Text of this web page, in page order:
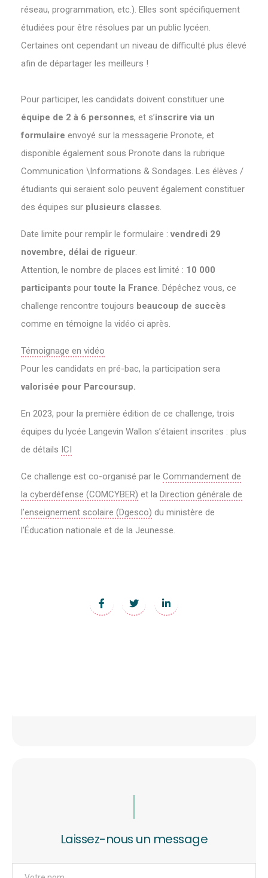
réseau, programmation, etc.). Elles sont spécifiquement
étudiées pour être résolues par un public lycéen.
Certaines ont cependant un niveau de difficulté plus élevé
afin de départager les meilleurs !
Pour participer, les candidats doivent constituer une
équipe de 2 à 6 personnes, et s’inscrire via un
formulaire envoyé sur la messagerie Pronote, et
disponible également sous Pronote dans la rubrique
Communication \Informations & Sondages. Les élèves /
étudiants qui seraient solo peuvent également constituer
des équipes sur plusieurs classes.
Date limite pour remplir le formulaire : vendredi 29
novembre, délai de rigueur.
Attention, le nombre de places est limité : 10 000
participants pour toute la France. Dépêchez vous, ce
challenge rencontre toujours beaucoup de succès
comme en témoigne la vidéo ci après.
Témoignage en vidéo
Pour les candidats en pré-bac, la participation sera
valorisée pour Parcoursup.
En 2023, pour la première édition de ce challenge, trois
équipes du lycée Langevin Wallon s’étaient inscrites : plus
de détails ICI
Ce challenge est co-organisé par le Commandement de
la cyberdéfense (COMCYBER) et la Direction générale de
l’enseignement scolaire (Dgesco) du ministère de
l’Éducation nationale et de la Jeunesse.
Laissez-nous un message